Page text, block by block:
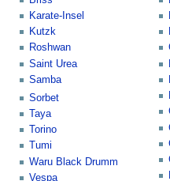
Karate-Insel
Kutzk
Roshwan
Saint Urea
Samba
Sorbet
Taya
Torino
Tumi
Waru Black Drumm
Vespa